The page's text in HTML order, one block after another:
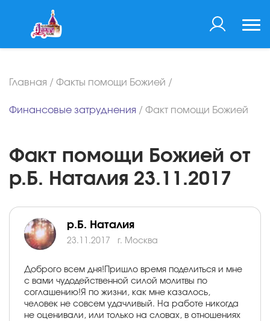
Главная / Факты помощи Божией /
Финансовые затруднения / Факт помощи Божией
Факт помощи Божией от
р.Б. Наталия 23.11.2017
р.Б. Наталия
23.11.2017 г. Москва
Доброго всем дня!Пришло время поделиться и мне
с вами чудодейственной силой молитвы по
соглашению!Я по жизни, как мне казалось,
человек не совсем удачливый. На работе никогда
не оценивали, или только на словах, в отношениях